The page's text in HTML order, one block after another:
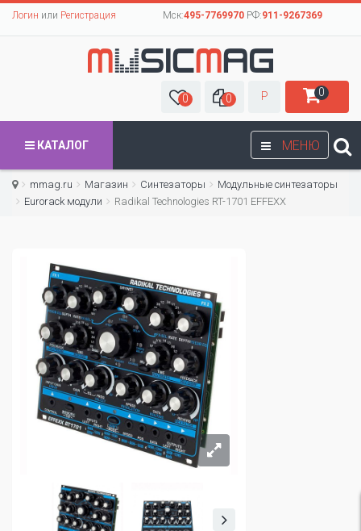
Логин или Регистрация Мск:495-7769970РФ:911-9267369
0 0 Р 0
МЕНЮ
КАТАЛОГ
mmag.ru Магазин Синтезаторы
Модульные синтезаторы
Eurorack модули
Radikal Technologies RT-1701 EFFEXX